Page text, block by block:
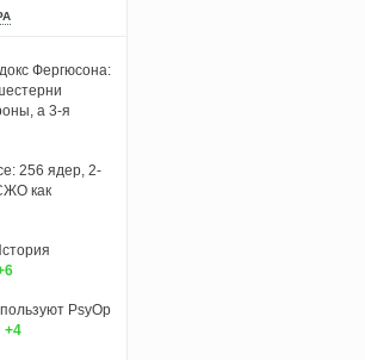
Фергюсона:
а 3-я
256 ядер, 2-
как
PsyOp
+4